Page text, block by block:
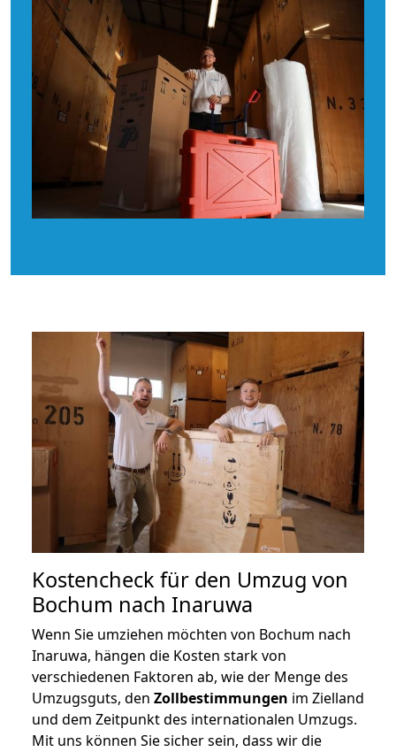
Kostencheck für den Umzug von
Bochum nach Inaruwa
Wenn Sie umziehen möchten von Bochum nach
Inaruwa, hängen die Kosten stark von
verschiedenen Faktoren ab, wie der Menge des
Umzugsguts, den Zollbestimmungen im Zielland
und dem Zeitpunkt des internationalen Umzugs.
Mit uns können Sie sicher sein, dass wir die